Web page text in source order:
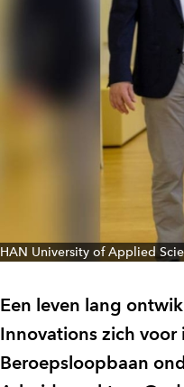
HAN University of Applied
Een leven lang
Innovations zich voor
Beroepsloopbaan